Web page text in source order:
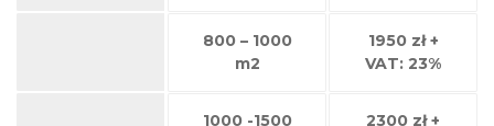
800 – 1000
m2
1950 zł +
VAT: 23%
1000 -1500
2300 zł +